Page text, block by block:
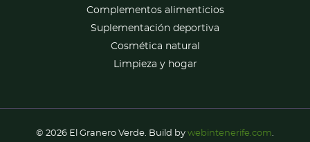
Complementos alimenticios
Suplementación deportiva
Cosmética natural
Limpieza y hogar
© 2026 El Granero Verde. Build by webintenerife.com.